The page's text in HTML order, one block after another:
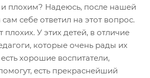
плохим? Надеюсь, после нашей
себе ответил на этот вопрос.
У этих детей, в отличие
которые очень рады их
хорошие воспитатели,
есть прекраснейший